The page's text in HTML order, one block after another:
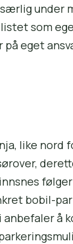
under
som
eget
like nord
bobil-
å